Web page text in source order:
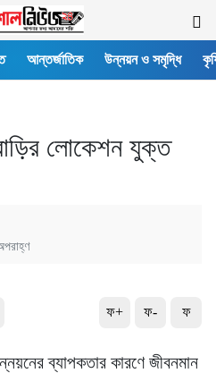
আন্তর্জাতিক উন্নয়ন ও সমৃদ্ধি
লোকেশন যুক্ত
ফ+ ফ- ফ
ব্যাপকতার কারণে জীবনমান